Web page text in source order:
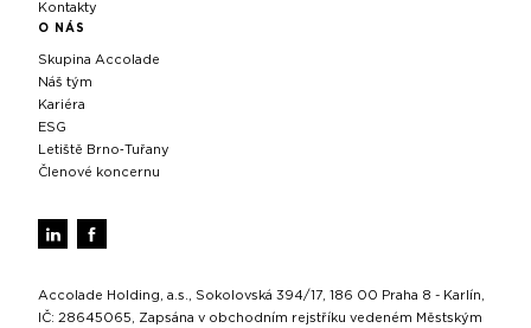
Kontakty
O NÁS
Skupina Accolade
Náš tým
Kariéra
ESG
Letiště Brno‑Tuřany
Členové koncernu
Accolade Holding, a.s., Sokolovská 394/17, 186 00 Praha 8 - Karlín,
IČ: 28645065, Zapsána v obchodním rejstříku vedeném Městským